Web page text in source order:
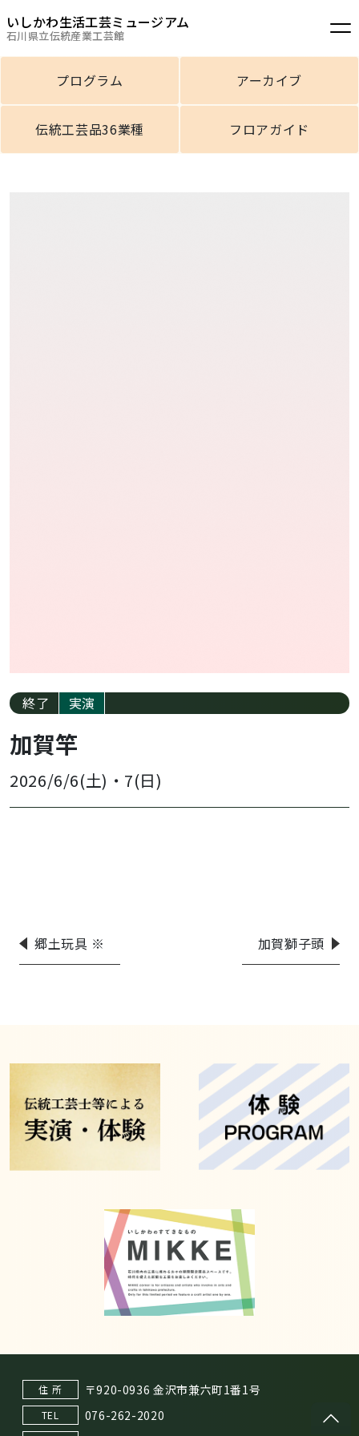
いしかわ生活工芸ミュージアム
石川県立伝統産業工芸館
プログラム アーカイブ
伝統工芸品36業種 フロアガイド
終了 実演
加賀竿
2026/6/6(土) ・ 7(日)
郷土玩具 ※ 加賀獅子頭
住 所 〒920-0936 金沢市兼六町1番1号
TEL 076-262-2020